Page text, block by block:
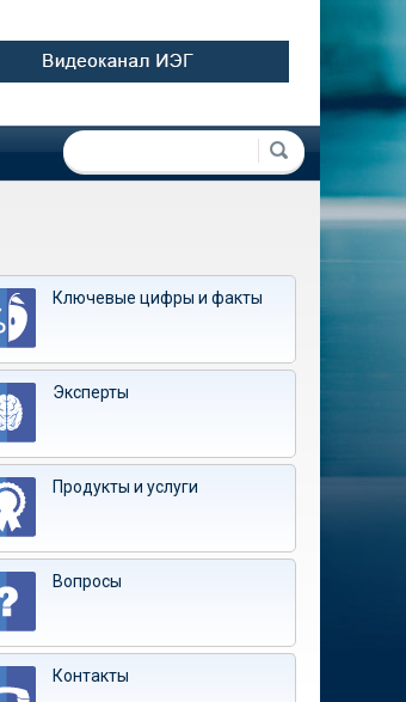
Форма поиска
Поиск
Ключевые цифры и факты
Эксперты
Продукты и услуги
Вопросы
Контакты